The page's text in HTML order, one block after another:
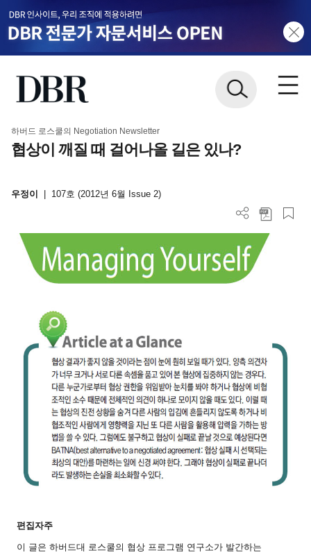
하버드 로스쿨의 Negotiation Newsletter
협상이 깨질 때 걸어나올 길은 있나?
우정이 107호 (2012년 6월 Issue 2)
편집자주
이 글은 하버드대 로스쿨의 협상 프로그램 연구소가 발간하는